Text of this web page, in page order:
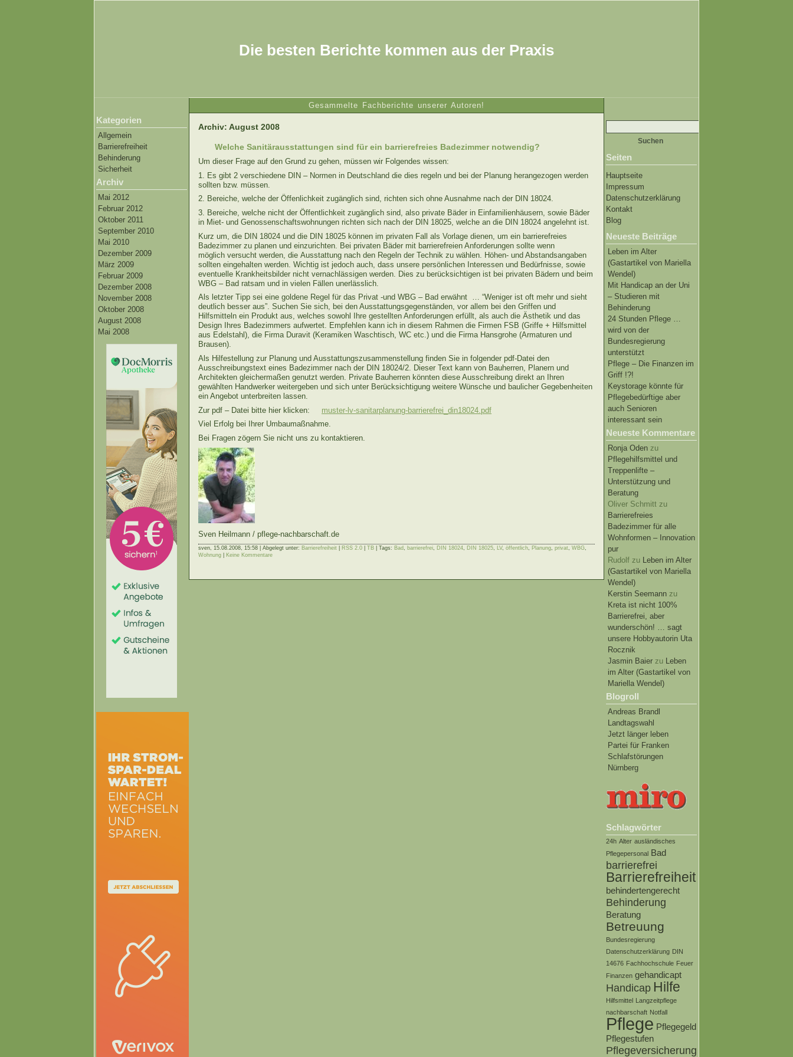
Die besten Berichte kommen aus der Praxis
Gesammelte Fachberichte unserer Autoren!
Kategorien
Allgemein
Barrierefreiheit
Behinderung
Sicherheit
Archiv
Mai 2012
Februar 2012
Oktober 2011
September 2010
Mai 2010
Dezember 2009
März 2009
Februar 2009
Dezember 2008
November 2008
Oktober 2008
August 2008
Mai 2008
Suchen
nach:
Seiten
Hauptseite
Impressum
Datenschutzerklärung
Kontakt
Blog
Neueste Beiträge
Leben im Alter
(Gastartikel von Mariella
Wendel)
Mit Handicap an der Uni
– Studieren mit
Behinderung
24 Stunden Pflege …
wird von der
Bundesregierung
unterstützt
Pflege – Die Finanzen im
Griff !?!
Keystorage könnte für
Pflegebedürftige aber
auch Senioren
interessant sein
Neueste Kommentare
Ronja Oden zu
Pflegehilfsmittel und
Treppenlifte –
Unterstützung und
Beratung
Oliver Schmitt zu
Barrierefreies
Badezimmer für alle
Wohnformen – Innovation
pur
Rudolf zu Leben im Alter
(Gastartikel von Mariella
Wendel)
Kerstin Seemann zu
Kreta ist nicht 100%
Barrierefrei, aber
wunderschön! … sagt
unsere Hobbyautorin Uta
Rocznik
Jasmin Baier zu Leben
im Alter (Gastartikel von
Mariella Wendel)
Blogroll
Andreas Brandl
Landtagswahl
Jetzt länger leben
Partei für Franken
Schlafstörungen
Nürnberg
Schlagwörter
24h Alter ausländisches
Pflegepersonal Bad
barrierefrei
Barrierefreiheit
behindertengerecht
Behinderung
Beratung
Betreuung
Bundesregierung
Datenschutzerklärung DIN
14676 Fachhochschule Feuer
Finanzen gehandicapt
Handicap Hilfe
Hilfsmittel Langzeitpflege
nachbarschaft Notfall
Pflege Pflegegeld
Pflegestufen
Pflegeversicherung
Archiv: August 2008
Welche Sanitärausstattungen sind für ein barrierefreies Badezimmer notwendig?
Um dieser Frage auf den Grund zu gehen, müssen wir Folgendes wissen:
1. Es gibt 2 verschiedene DIN – Normen in Deutschland die dies regeln und bei der Planung herangezogen werden
sollten bzw. müssen.
2. Bereiche, welche der Öffenlichkeit zugänglich sind, richten sich ohne Ausnahme nach der DIN 18024.
3. Bereiche, welche nicht der Öffentlichkeit zugänglich sind, also private Bäder in Einfamilienhäusern, sowie Bäder
in Miet- und Genossenschaftswohnungen richten sich nach der DIN 18025, welche an die DIN 18024 angelehnt ist.
Kurz um, die DIN 18024 und die DIN 18025 können im privaten Fall als Vorlage dienen, um ein barrierefreies
Badezimmer zu planen und einzurichten. Bei privaten Bäder mit barrierefreien Anforderungen sollte wenn
möglich versucht werden, die Ausstattung nach den Regeln der Technik zu wählen. Höhen- und Abstandsangaben
sollten eingehalten werden. Wichtig ist jedoch auch, dass unsere persönlichen Interessen und Bedürfnisse, sowie
eventuelle Krankheitsbilder nicht vernachlässigen werden. Dies zu berücksichtigen ist bei privaten Bädern und beim
WBG – Bad ratsam und in vielen Fällen unerlässlich.
Als letzter Tipp sei eine goldene Regel für das Privat -und WBG – Bad erwähnt … “Weniger ist oft mehr und sieht
deutlich besser aus”. Suchen Sie sich, bei den Ausstattungsgegenständen, vor allem bei den Griffen und
Hilfsmitteln ein Produkt aus, welches sowohl Ihre gestellten Anforderungen erfüllt, als auch die Ästhetik und das
Design Ihres Badezimmers aufwertet. Empfehlen kann ich in diesem Rahmen die Firmen FSB (Griffe + Hilfsmittel
aus Edelstahl), die Firma Duravit (Keramiken Waschtisch, WC etc.) und die Firma Hansgrohe (Armaturen und
Brausen).
Als Hilfestellung zur Planung und Ausstattungszusammenstellung finden Sie in folgender pdf-Datei den
Ausschreibungstext eines Badezimmer nach der DIN 18024/2. Dieser Text kann von Bauherren, Planern und
Architekten gleichermaßen genutzt werden. Private Bauherren könnten diese Ausschreibung direkt an Ihren
gewählten Handwerker weitergeben und sich unter Berücksichtigung weitere Wünsche und baulicher Gegebenheiten
ein Angebot unterbreiten lassen.
Zur pdf – Datei bitte hier klicken: muster-lv-sanitarplanung-barrierefrei_din18024.pdf
Viel Erfolg bei Ihrer Umbaumaßnahme.
Bei Fragen zögern Sie nicht uns zu kontaktieren.
Sven Heilmann / pflege-nachbarschaft.de
sven, 15.08.2008, 15:58 | Abgelegt unter: Barrierefreiheit RSS 2.0 TB | Tags: Bad barrierefrei DIN 18024 DIN 18025 LV, öffentlich Planung privat WBG
Wohnung
Keine Kommentare